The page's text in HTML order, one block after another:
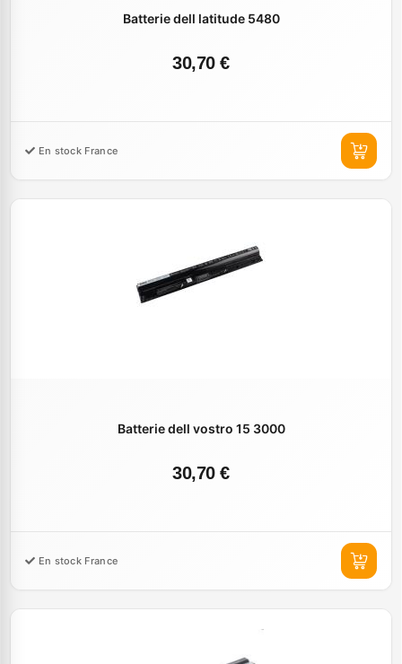
Batterie dell latitude 5480
30,70 €
En stock France
Batterie dell vostro 15 3000
30,70 €
En stock France